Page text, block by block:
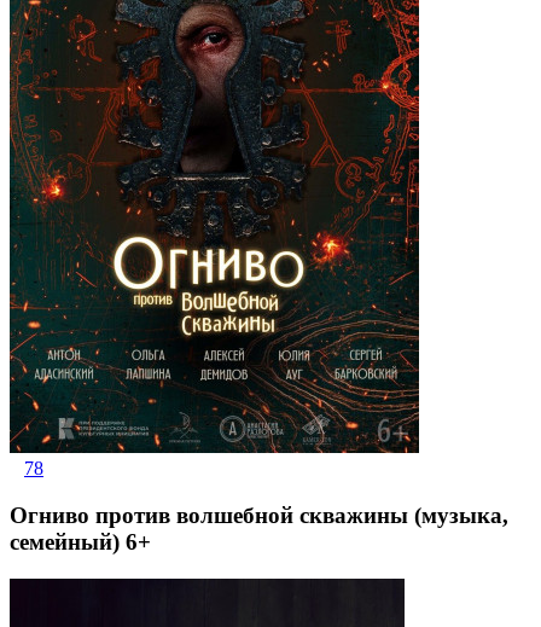
78
Огниво против волшебной скважины (музыка,
семейный) 6+